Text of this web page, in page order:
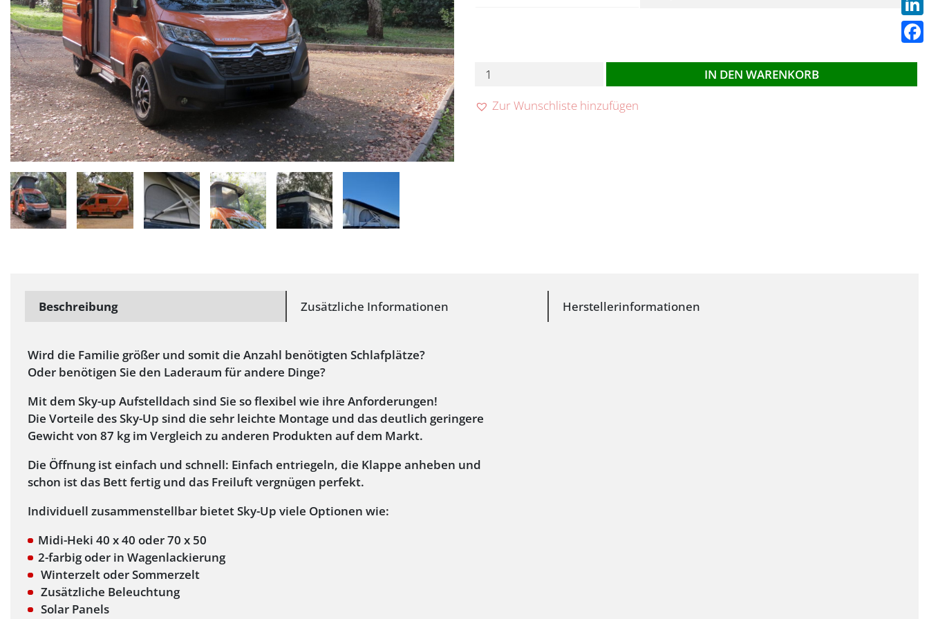
SkyUp-
Menge
IN DEN WARENKORB
Zur Wunschliste hinzufügen
Beschreibung Zusätzliche Informationen Herstellerinformationen
Wird die Familie größer und somit die Anzahl benötigten Schlafplätze?
Oder benötigen Sie den Laderaum für andere Dinge?
Mit dem Sky-up Aufstelldach sind Sie so flexibel wie ihre Anforderungen!
Die Vorteile des Sky-Up sind die sehr leichte Montage und das deutlich geringere
Gewicht von 87 kg im Vergleich zu anderen Produkten auf dem Markt.
Die Öffnung ist einfach und schnell: Einfach entriegeln, die Klappe anheben und
schon ist das Bett fertig und das Freiluft vergnügen perfekt.
Individuell zusammenstellbar bietet Sky-Up viele Optionen wie:
Midi-Heki 40 x 40 oder 70 x 50
2-farbig oder in Wagenlackierung
Winterzelt oder Sommerzelt
Zusätzliche Beleuchtung
Solar Panels